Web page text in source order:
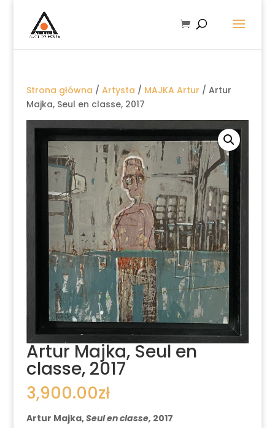
Strona główna / Artysta / MAJKA Artur / Artur
Majka, Seul en classe, 2017
Artur Majka, Seul en
classe, 2017
3,900.00zł
Artur Majka,Seul en classe, 2017